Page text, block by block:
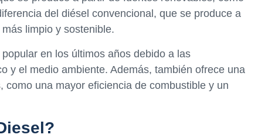
del diésel convencional, que se produce a
limpio y sostenible.
en los últimos años debido a las
y el medio ambiente. Además, también ofrece una
una mayor eficiencia de combustible y un